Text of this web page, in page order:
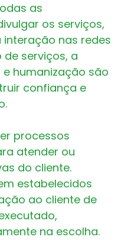
as
os serviços,
nas redes
serviços, a
humanização são
confiança e
processos
atender ou
do cliente.
estabelecidos
ao cliente de
na escolha.